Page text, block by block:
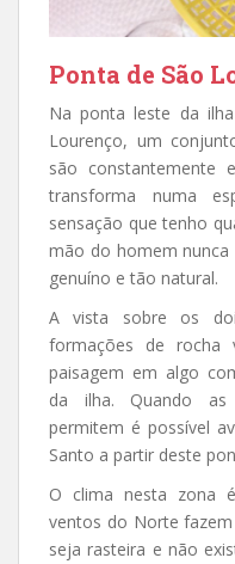
Ponta de São
Na ponta leste da
Lourenço, um
são constantemente
transforma numa
sensação que tenho
mão do homem
genuíno e tão natural.
A vista sobre os
formações de rocha
paisagem em algo
da ilha. Quando as
permitem é possível
Santo a partir deste
O clima nesta zona
ventos do Norte
seja rasteira e não